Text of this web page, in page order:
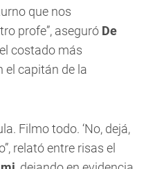
que nos
profe”, aseguró De
costado más
el capitán de la
Filmo todo. ‘No, dejá,
relató entre risas el